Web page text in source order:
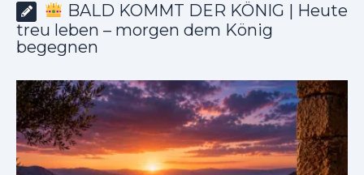
BALD KOMMT DER KÖNIG | Heute
treu leben – morgen dem König
begegnen